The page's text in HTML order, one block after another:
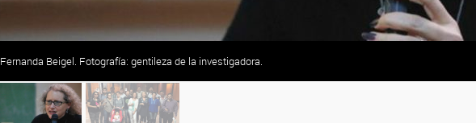
Fernanda Beigel. Fotografía: gentileza de la investigadora.